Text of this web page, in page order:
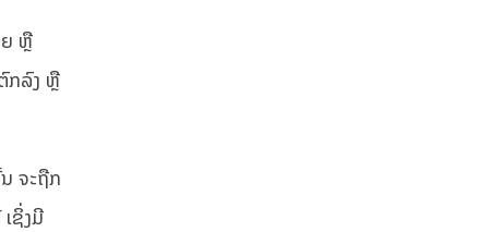
ຍ ຫຼື
ກລົງ ຫຼື
ຈະຖືກ
ຊິ່ງມີ